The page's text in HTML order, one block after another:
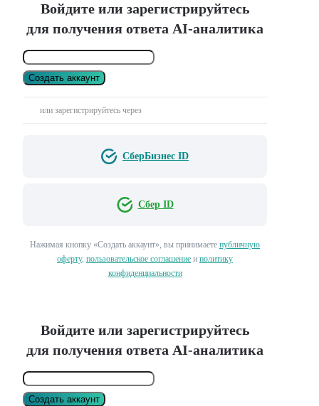
Войдите или зарегистрируйтесь
для получения ответа AI-аналитика
Создать аккаунт
или зарегистрируйтесь через
СберБизнес ID
Сбер ID
Нажимая кнопку «Создать аккаунт», вы принимаете публичную
оферту, пользовательское соглашение и политику
конфиденциальности
Войдите или зарегистрируйтесь
для получения ответа AI-аналитика
Создать аккаунт